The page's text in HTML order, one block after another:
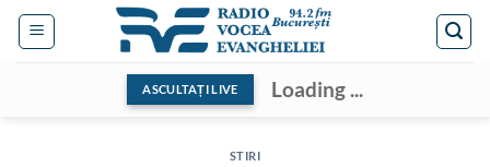
Skip
ASCULTAȚI LIVE Loading ...
STIRI